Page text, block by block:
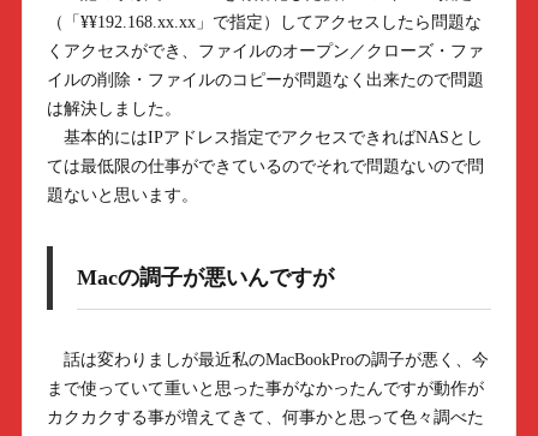
（「¥¥192.168.xx.xx」で指定）してアクセスしたら問題な
くアクセスができ、ファイルのオープン／クローズ・ファ
イルの削除・ファイルのコピーが問題なく出来たので問題
は解決しました。
基本的にはIPアドレス指定でアクセスできればNASとし
ては最低限の仕事ができているのでそれで問題ないので問
題ないと思います。
Macの調子が悪いんですが
話は変わりましが最近私のMacBookProの調子が悪く、今
まで使っていて重いと思った事がなかったんですが動作が
カクカクする事が増えてきて、何事かと思って色々調べた